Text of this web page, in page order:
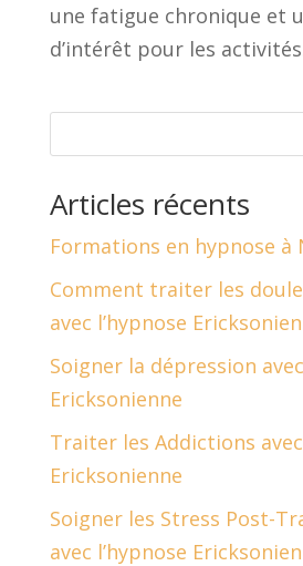
une fatigue chronique et
d’intérêt pour les
Articles récents
Formations en hypnose à
Comment traiter les
avec l’hypnose
Soigner la dépression
Ericksonienne
Traiter les Addictions avec
Ericksonienne
Soigner les Stress Post-
avec l’hypnose